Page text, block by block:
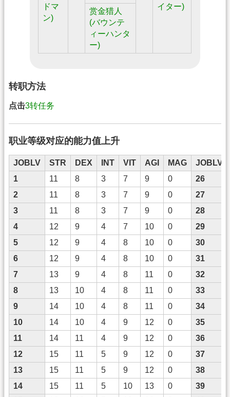
ドマ
ン)
イター)
赏金猎人
(バウンテ
ィーハンタ
ー)
转职方法
点击3转任务
职业等级对应的能力值上升
JOBLV STR DEX INT VIT AGI MAG
JOBLV
1
11 8 3 7 9 0
26
2
11 8 3 7 9 0
27
3
11 8 3 7 9 0
28
4
12 9 4 7 10 0
29
5
12 9 4 8 10 0
30
6
12 9 4 8 10 0
31
7
13 9 4 8 11 0
32
8
13 10 4 8 11 0
33
9
14 10 4 8 11 0
34
10
14 10 4 9 12 0
35
11
14 11 4 9 12 0
36
12
15 11 5 9 12 0
37
13
15 11 5 9 12 0
38
14
15 11 5 10 13 0
39